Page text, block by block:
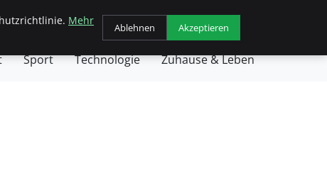
Gesundheit Haustiere Kochen
Sport Technologie Zuhause & Leben
Mehr
Ablehnen Akzeptieren